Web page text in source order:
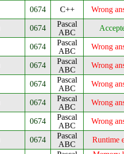
0674 C++ Wrong
0674
Pascal
ABC
0674
Pascal
ABC
Wrong
0674
Pascal
ABC
Wrong
0674
Pascal
ABC
Wrong
0674
Pascal
ABC
Wrong
0674
Pascal
ABC
Wrong
0674
Pascal
ABC
Runtime